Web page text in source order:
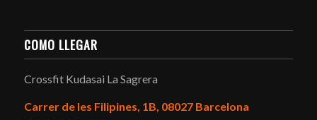
COMO LLEGAR
Crossfit Kudasai La Sagrera
Carrer de les Filipines, 1B, 08027 Barcelona